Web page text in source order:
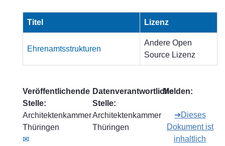
Titel Lizenz
Ehrenamtsstrukturen
Andere Open
Source Lizenz
Veröffentlichende
Stelle:
Architektenkammer
Thüringen
✉
Datenverantwortliche
Stelle:
Architektenkammer
Thüringen
Melden:
➔Dieses
Dokument ist
inhaltlich